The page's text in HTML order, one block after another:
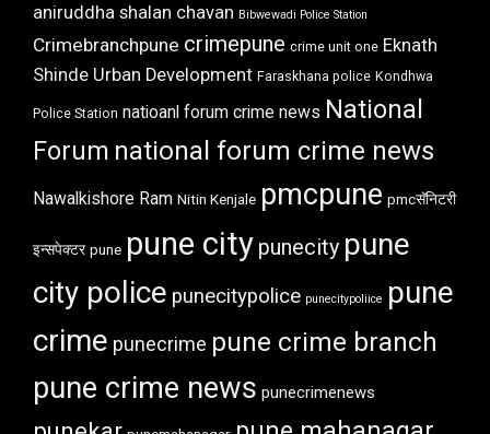
aniruddha shalan chavan Bibwewadi Police Station
Crimebranchpune crimepune crime unit one Eknath
Shinde Urban Development Faraskhana police Kondhwa
Police Station natioanl forum crime news National
Forum national forum crime news
Nawalkishore Ram Nitin Kenjale pmcpune pmcसॅनिटरी
इन्सपेक्टर pune pune city punecity pune
city police punecitypolice punecitypoliice pune
crime punecrime pune crime branch
pune crime news punecrimenews